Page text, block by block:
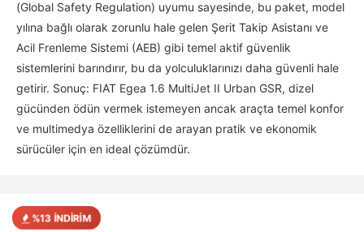
(Global Safety Regulation) uyumu sayesinde, bu paket, model
yılına bağlı olarak zorunlu hale gelen Şerit Takip Asistanı ve
Acil Frenleme Sistemi (AEB) gibi temel aktif güvenlik
sistemlerini barındırır, bu da yolculuklarınızı daha güvenli hale
getirir. Sonuç: FIAT Egea 1.6 MultiJet II Urban GSR, dizel
gücünden ödün vermek istemeyen ancak araçta temel konfor
ve multimedya özelliklerini de arayan pratik ve ekonomik
sürücüler için en ideal çözümdür.
%13 İNDİRİM